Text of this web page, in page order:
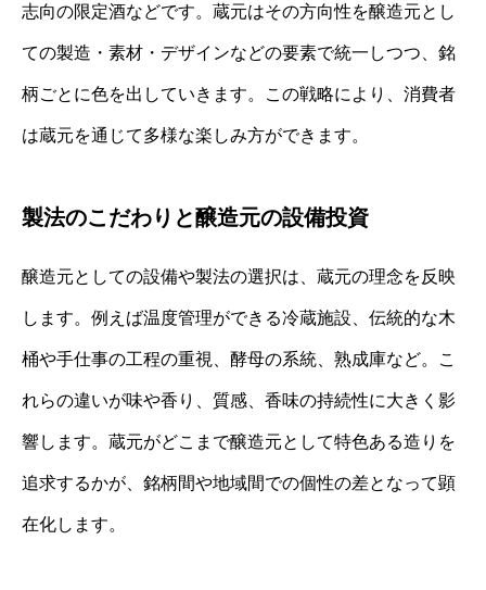
志向の限定酒などです。蔵元はその方向性を醸造元とし
ての製造・素材・デザインなどの要素で統一しつつ、銘
柄ごとに色を出していきます。この戦略により、消費者
は蔵元を通じて多様な楽しみ方ができます。
製法のこだわりと醸造元の設備投資
醸造元としての設備や製法の選択は、蔵元の理念を反映
します。例えば温度管理ができる冷蔵施設、伝統的な木
桶や手仕事の工程の重視、酵母の系統、熟成庫など。こ
れらの違いが味や香り、質感、香味の持続性に大きく影
響します。蔵元がどこまで醸造元として特色ある造りを
追求するかが、銘柄間や地域間での個性の差となって顕
在化します。